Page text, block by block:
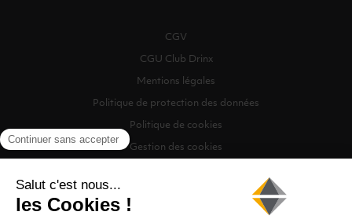
CGV
CGU Club Drinx
Mentions légales
Politique de protection des données
Politique de cookies
Gestion des cookies
©2026 Munhowen Drinx / Tous droits réservés